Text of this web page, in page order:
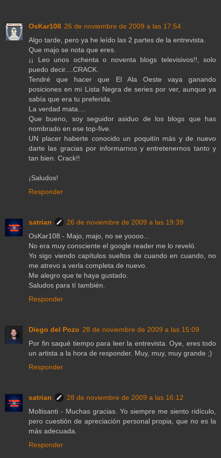
OsKar108 26 de noviembre de 2009 a las 17:54
Algo tarde, pero ya he leído las 2 partes de la entrevista.
Que majo se nota que eres.
¡¡ Leo unos ochenta o noventa blogs televisivos!!, solo
puedo decir....CRACK.
Tendré que hacer que El Ala Oeste vaya ganando
posiciones en mi Lista Negra de series por ver, aunque ya
sabía que era tu preferida.
La verdad mata....
Que bueno, soy seguidor asiduo de los blogs que has
nombrado en ese top-five.
UN placer haberte conocido un poquitín más y de nuevo
darte las gracias por informarnos y entretenernos tanto y
tan bien. Crack!!
¡Saludos!
Responder
satrian
26 de noviembre de 2009 a las 19:39
OsKar108 - Majo, majo, no se yoooo...
No era muy consciente el google reader me lo reveló.
Yo sigo viendo capítulos sueltos de cuando en cuando, no
me atrevo a verla completa de nuevo.
Me alegro que te haya gustado.
Saludos para tí también.
Responder
Diego del Pozo 28 de noviembre de 2009 a las 15:09
Por fin saqué tiempo para leer la entrevista. Oye, eres todo
un artista a la hora de responder. Muy, muy, muy grande ;)
Responder
satrian
28 de noviembre de 2009 a las 16:12
Moltisanti - Muchas gracias. Yo siempre me siento ridículo,
pero cuestión de apreciación personal propia, que no es la
más adecuada.
Responder